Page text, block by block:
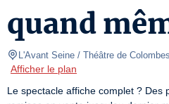
quand
L'Avant Seine / Théâtre de Colombes
Afficher le plan
Le spectacle affiche complet ? Des